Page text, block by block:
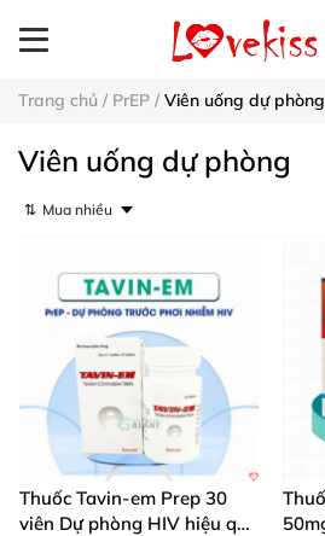
Trang chủ / PrEP / Viên uống dự phòng
Viên uống dự phòng
⇅
Thuốc Tavin-em Prep 30
viên Dự phòng HIV hiệu quả